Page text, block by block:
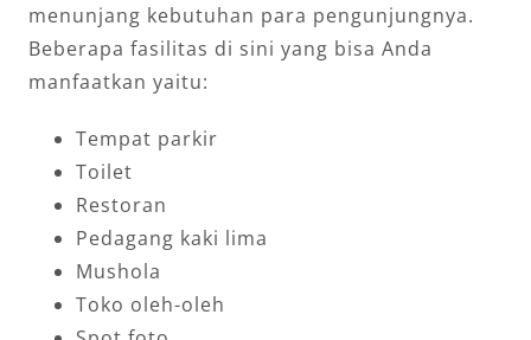
menunjang kebutuhan para pengunjungnya.
Beberapa fasilitas di sini yang bisa Anda
manfaatkan yaitu:
Tempat parkir
Toilet
Restoran
Pedagang kaki lima
Mushola
Toko oleh-oleh